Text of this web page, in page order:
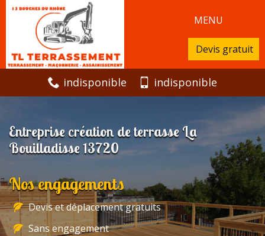
MENU
Devis gratuit
indisponible indisponible
Entreprise création de terrasse La
Bouilladisse 13720
Nos engagements
Devis et déplacement gratuits
Sans engagement